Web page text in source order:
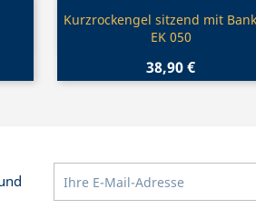
Vorschau
Kurzrockengel sitzend mit
EK 050
38,90 €